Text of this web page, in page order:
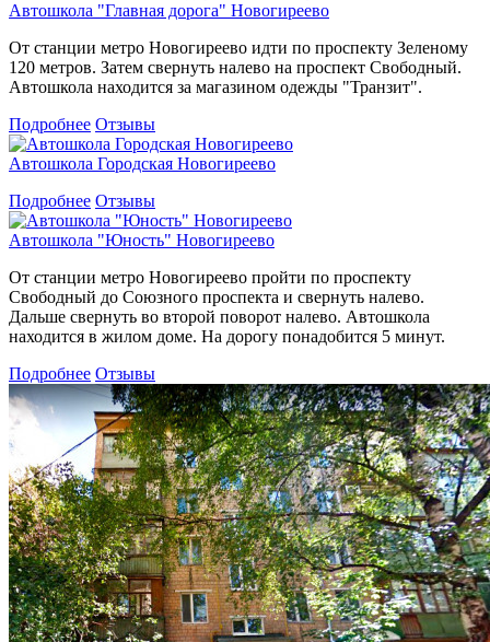
Автошкола "Главная дорога" Новогиреево
От станции метро Новогиреево идти по проспекту Зеленому
120 метров. Затем свернуть налево на проспект Свободный.
Автошкола находится за магазином одежды "Транзит".
Подробнее Отзывы
Автошкола Городская Новогиреево
Подробнее Отзывы
Автошкола "Юность" Новогиреево
От станции метро Новогиреево пройти по проспекту
Свободный до Союзного проспекта и свернуть налево.
Дальше свернуть во второй поворот налево. Автошкола
находится в жилом доме. На дорогу понадобится 5 минут.
Подробнее Отзывы